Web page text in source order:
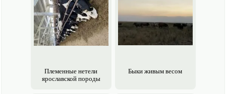
Племенные нетели
ярославской породы
Быки живым весом